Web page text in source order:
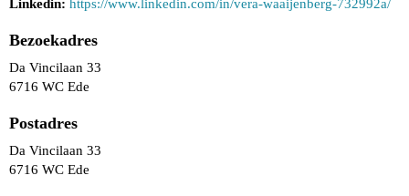
Linkedin: https://www.linkedin.com/in/vera-waaijenberg-732992a/
Bezoekadres
Da Vincilaan 33
6716 WC Ede
Postadres
Da Vincilaan 33
6716 WC Ede